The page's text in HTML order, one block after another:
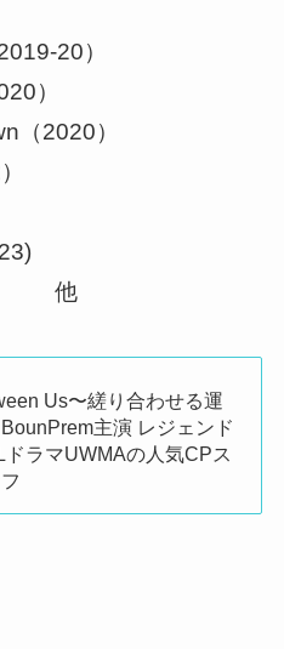
20）
）
（2020）
） 他
Us〜縒り合わせる運
主演 レジェンド
ドラマUWMAの人気CPス